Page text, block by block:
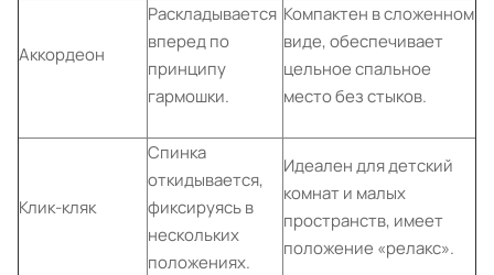
Аккордеон
Раскладывается
вперед по
принципу
гармошки.
Компактен в сложенном
виде, обеспечивает
цельное спальное
место без стыков.
Клик-кляк
Спинка
откидывается,
фиксируясь в
нескольких
положениях.
Идеален для детский
комнат и малых
пространств, имеет
положение «релакс».